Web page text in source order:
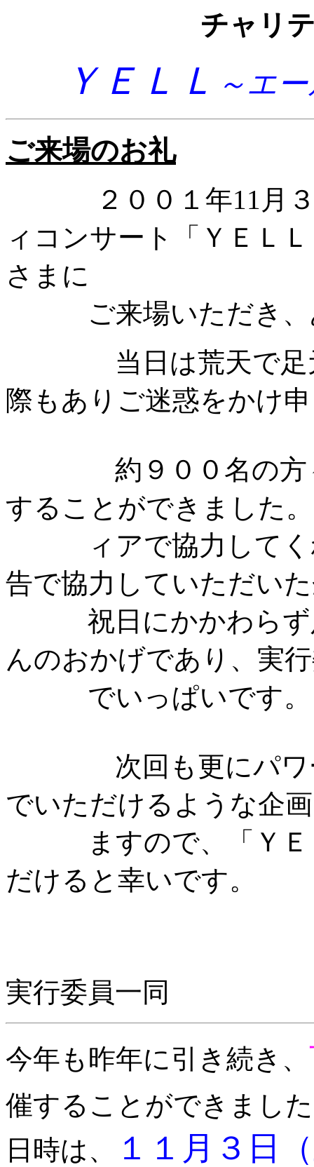
チャリ
ＹＥＬＬ ～エ
ご来場のお礼
２００１年11月
ィコンサート「ＹＥＬ
さまに
ご来場いただき、
当日は荒天で足元
際もありご迷惑をかけ
約９００名の方々
することができました
ィアで協力してくれ
告で協力していただい
祝日にかかわらず足
んのおかげであり、実
でいっぱいです。
次回も更にパワー
でいただけるような企
ますので、「ＹＥＬ
だけると幸いです。
実行委員一同
今年も昨年に引き続き、
催することができまし
日時は、
１１月３日